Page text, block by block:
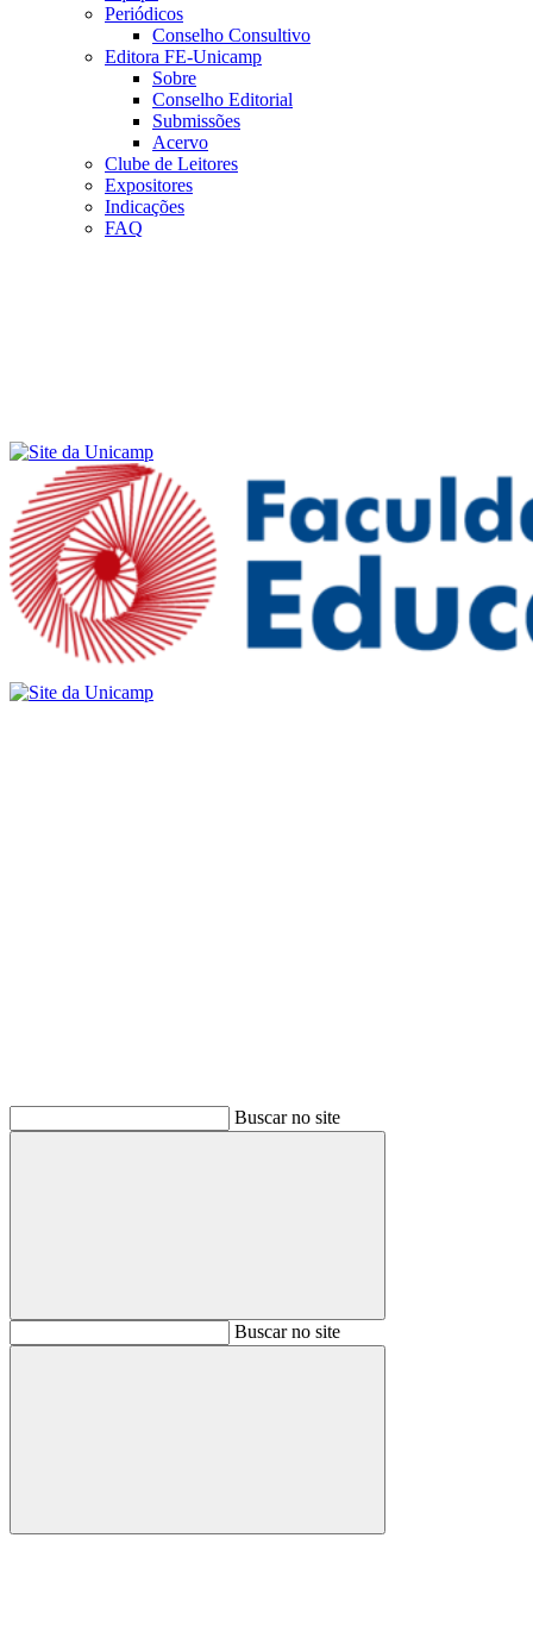
Periódicos
Conselho Consultivo
Editora FE-Unicamp
Sobre
Conselho Editorial
Submissões
Acervo
Clube de Leitores
Expositores
Indicações
FAQ
Buscar no site
BuscarBuscar no site
Buscar